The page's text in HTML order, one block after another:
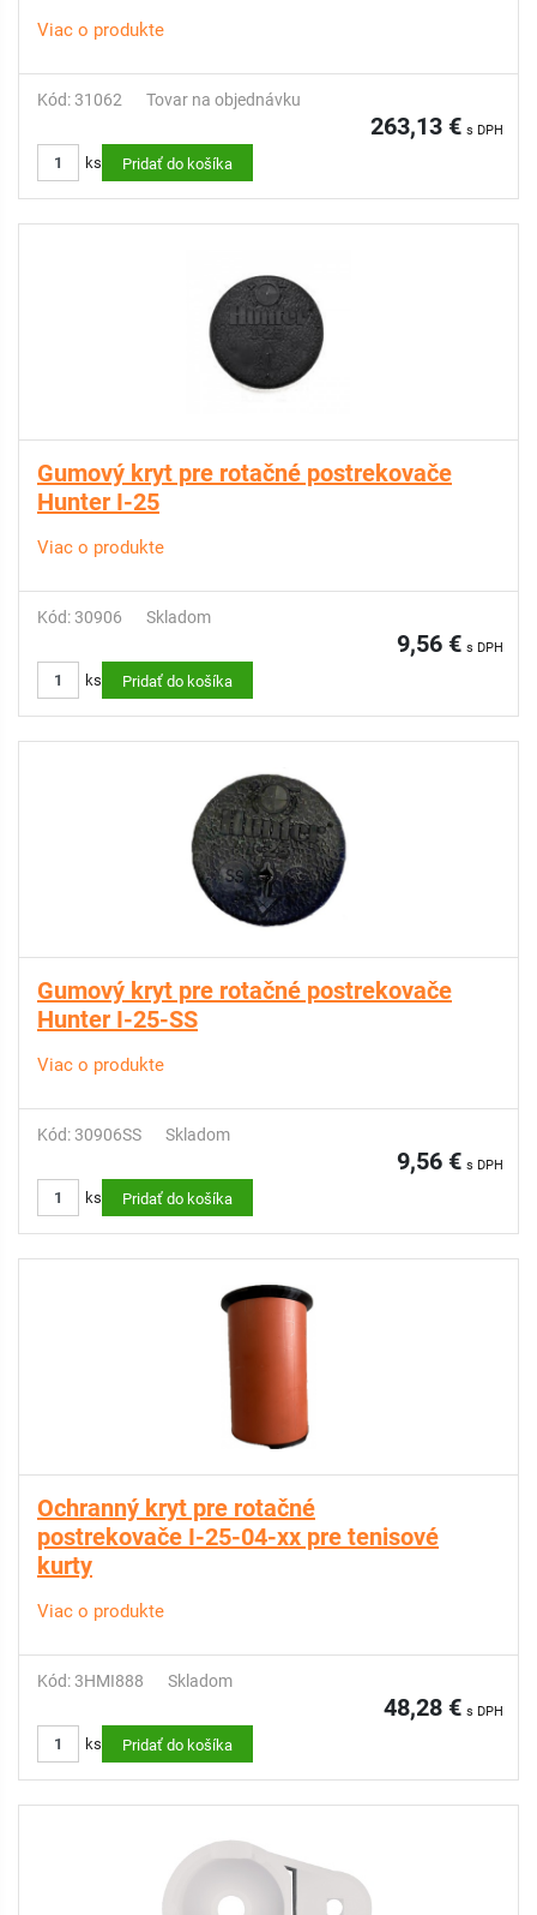
Viac o produkte
Kód: 31062 Tovar na objednávku
263,13 € s DPH
ks Pridať do košíka
Gumový kryt pre rotačné postrekovače
Hunter I-25
Viac o produkte
Kód: 30906 Skladom
9,56 € s DPH
ks Pridať do košíka
Gumový kryt pre rotačné postrekovače
Hunter I-25-SS
Viac o produkte
Kód: 30906SS Skladom
9,56 € s DPH
ks Pridať do košíka
Ochranný kryt pre rotačné
postrekovače I-25-04-xx pre tenisové
kurty
Viac o produkte
Kód: 3HMI888 Skladom
48,28 € s DPH
ks Pridať do košíka